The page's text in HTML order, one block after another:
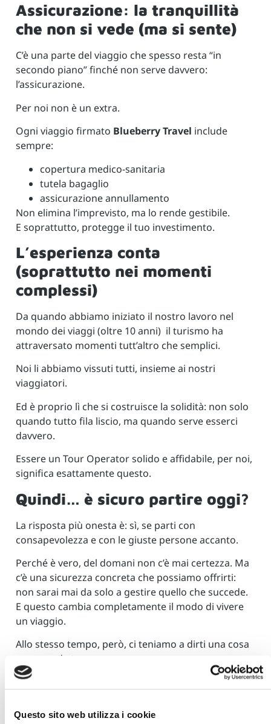
Questo sito web utilizza i cookie
Assicurazione: la tranquillità
che non si vede (ma si sente)
C’è una parte del viaggio che spesso resta “in
secondo piano” finché non serve davvero:
l’assicurazione.
Per noi non è un extra.
Ogni viaggio firmato Blueberry Travel include
sempre:
copertura medico-sanitaria
tutela bagaglio
assicurazione annullamento
Non elimina l’imprevisto, ma lo rende gestibile.
E soprattutto, protegge il tuo investimento.
L’esperienza conta
(soprattutto nei momenti
complessi)
Da quando abbiamo iniziato il nostro lavoro nel
mondo dei viaggi (oltre 10 anni) il turismo ha
attraversato momenti tutt’altro che semplici.
Noi li abbiamo vissuti tutti, insieme ai nostri
viaggiatori.
Ed è proprio lì che si costruisce la solidità: non solo
quando tutto fila liscio, ma quando serve esserci
davvero.
Essere un Tour Operator solido e affidabile, per noi,
significa esattamente questo.
Quindi… è sicuro partire oggi?
La risposta più onesta è: sì, se parti con
consapevolezza e con le giuste persone accanto.
Perché è vero, del domani non c’è mai certezza. Ma
c’è una sicurezza concreta che possiamo offrirti:
non sarai mai da solo a gestire quello che succede.
E questo cambia completamente il modo di vivere
un viaggio.
Allo stesso tempo, però, ci teniamo a dirti una cosa
con grande trasparenza.
Noi di
possiamo darti certezze,
necessaria per affrontare anche gli imprevisti. Ma il